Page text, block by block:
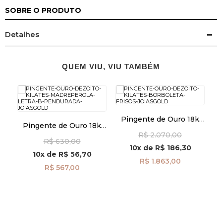
SOBRE O PRODUTO
Detalhes
QUEM VIU, VIU TAMBÉM
Pingente de Ouro 18k
B Pendurada pi24476
R$ 630,00
10xde R$ 56,70
R$ 567,00
Pingente de Ouro 18k
R$ 2.070,00
10xde R$ 186,30
R$ 1.863,00